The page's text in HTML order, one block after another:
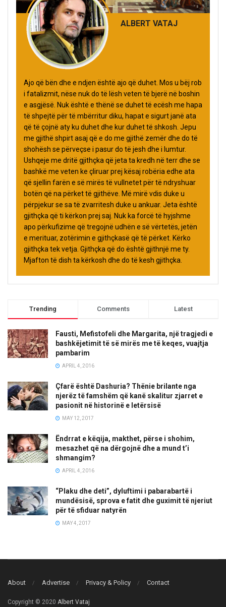
ALBERT VATAJ
Ajo që bën dhe e ndjen është ajo që duhet. Mos u bëj rob
i fatalizmit, nëse nuk do të lësh veten të bjerë në boshin
e asgjësë. Nuk është e thënë se duhet të ecësh me hapa
të shpejtë për të mbërritur diku, hapat e sigurt janë ata
që të çojnë aty ku duhet dhe kur duhet të shkosh. Jepu
me gjithë shpirt asaj që e do me gjithë zemër dhe do të
shohësh se përveçse i pasur do të jesh dhe i lumtur.
Ushqeje me dritë gjithçka që jeta ta kredh në terr dhe se
bashkë me veten ke çliruar prej kësaj robëria edhe ata
që sjellin farën e së mirës të vullnetet për të ndryshuar
botën që na përket të gjithëve. Më mirë vdis duke u
përpjekur se sa të zvarritesh duke u ankuar. Jeta është
gjithçka që ti kërkon prej saj. Nuk ka forcë të hyjshme
apo përkufizime që tregojnë udhën e së vërtetës, jetën
e merituar, zotërimin e gjithçkasë që të përket. Kërko
gjithçka tek vetja. Gjithçka që do është gjithnjë me ty.
Mjafton të dish ta kërkosh dhe do të kesh gjithçka.
Trending Comments Latest
Fausti, Mefistofeli dhe Margarita, një tragjedi e
bashkëjetimit të së mirës me të keqes, vuajtja
pambarim
APRIL 4, 2016
Çfarë është Dashuria? Thënie brilante nga
njerëz të famshëm që kanë skalitur zjarret e
pasionit në historinë e letërsisë
MAY 12, 2017
Ëndrrat e këqija, makthet, përse i shohim,
mesazhet që na dërgojnë dhe a mund t’i
shmangim?
APRIL 4, 2016
“Plaku dhe deti”, dyluftimi i pabarabartë i
mundësisë, sprova e fatit dhe guximit të njeriut
për të sfiduar natyrën
MAY 4, 2017
About Advertise Privacy & Policy Contact
Copyright © 2020 Albert Vataj